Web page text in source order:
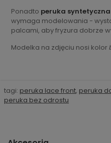
Ponadto peruka
wymaga modelowania -
palcami, aby fryzura dobrze
Modelka na zdjęciu nosi kolor
tagi: peruka lace front, peruka
peruka bez odrostu